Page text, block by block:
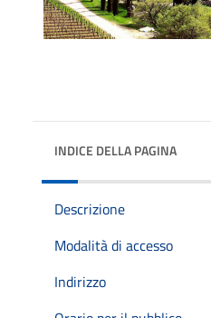
INDICE DELLA PAGINA
Descrizione
Modalità di accesso
Indirizzo